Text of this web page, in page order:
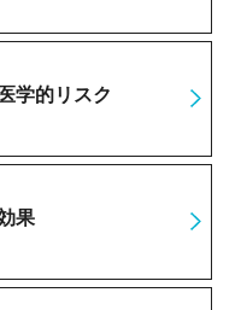
学的リスク
果